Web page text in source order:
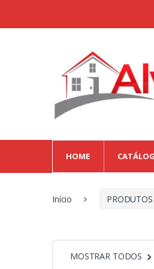
HOME
Início PRODUTOS
MOSTRAR TODOS